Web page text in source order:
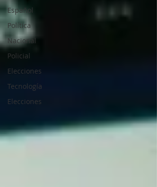
Español
Política
Nacional
Policial
Elecciones
Tecnología
Elecciones